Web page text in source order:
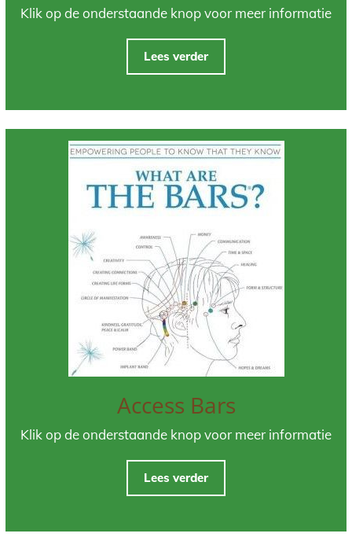
Klik op de onderstaande knop voor meer informatie
Lees verder
Access Bars
Klik op de onderstaande knop voor meer informatie
Lees verder